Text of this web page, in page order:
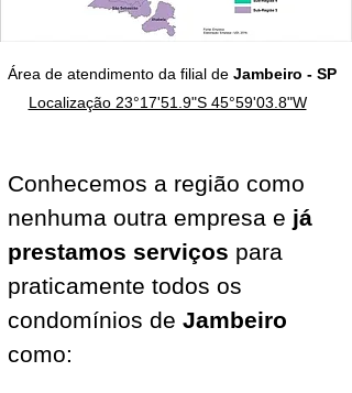
Área de atendimento da filial de Jambeiro - SP
Localização 23°17'51.9"S 45°59'03.8"W
Conhecemos a região como
nenhuma outra empresa e já
prestamos serviços para
praticamente todos os
condomínios de Jambeiro
como: